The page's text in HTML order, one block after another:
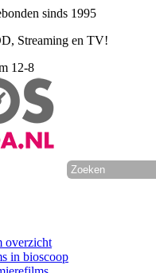
sinds 1995
Streaming en TV!
12-8
overzicht
in bioscoop